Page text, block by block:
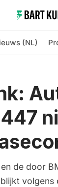
(NL)
de door